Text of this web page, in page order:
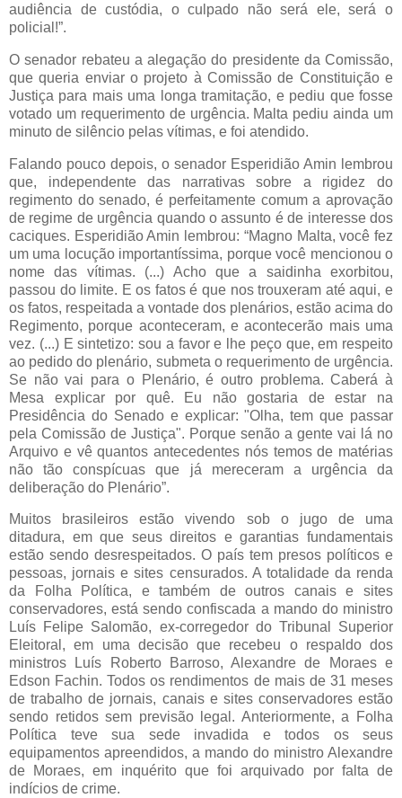
audiência de custódia, o culpado não será ele, será o
policial!”.
O senador rebateu a alegação do presidente da Comissão,
que queria enviar o projeto à Comissão de Constituição e
Justiça para mais uma longa tramitação, e pediu que fosse
votado um requerimento de urgência. Malta pediu ainda um
minuto de silêncio pelas vítimas, e foi atendido.
Falando pouco depois, o senador Esperidião Amin lembrou
que, independente das narrativas sobre a rigidez do
regimento do senado, é perfeitamente comum a aprovação
de regime de urgência quando o assunto é de interesse dos
caciques. Esperidião Amin lembrou: “Magno Malta, você fez
um uma locução importantíssima, porque você mencionou o
nome das vítimas. (...) Acho que a saidinha exorbitou,
passou do limite. E os fatos é que nos trouxeram até aqui, e
os fatos, respeitada a vontade dos plenários, estão acima do
Regimento, porque aconteceram, e acontecerão mais uma
vez. (...) E sintetizo: sou a favor e lhe peço que, em respeito
ao pedido do plenário, submeta o requerimento de urgência.
Se não vai para o Plenário, é outro problema. Caberá à
Mesa explicar por quê. Eu não gostaria de estar na
Presidência do Senado e explicar: "Olha, tem que passar
pela Comissão de Justiça". Porque senão a gente vai lá no
Arquivo e vê quantos antecedentes nós temos de matérias
não tão conspícuas que já mereceram a urgência da
deliberação do Plenário”.
Muitos brasileiros estão vivendo sob o jugo de uma
ditadura, em que seus direitos e garantias fundamentais
estão sendo desrespeitados. O país tem presos políticos e
pessoas, jornais e sites censurados. A totalidade da renda
da Folha Política, e também de outros canais e sites
conservadores, está sendo confiscada a mando do ministro
Luís Felipe Salomão, ex-corregedor do Tribunal Superior
Eleitoral, em uma decisão que recebeu o respaldo dos
ministros Luís Roberto Barroso, Alexandre de Moraes e
Edson Fachin. Todos os rendimentos de mais de 31 meses
de trabalho de jornais, canais e sites conservadores estão
sendo retidos sem previsão legal. Anteriormente, a Folha
Política teve sua sede invadida e todos os seus
equipamentos apreendidos, a mando do ministro Alexandre
de Moraes, em inquérito que foi arquivado por falta de
indícios de crime.